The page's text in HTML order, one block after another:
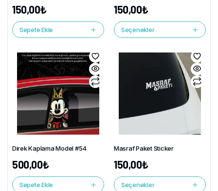
150,00₺
Sepete Ekle
150,00₺
Seçenekler
Direk Kaplama Model #54
500,00₺
Sepete Ekle
Masraf Paket Sticker
150,00₺
Seçenekler